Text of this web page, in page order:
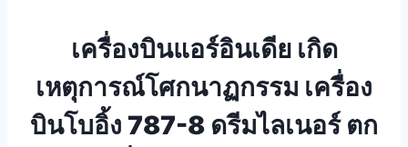
เครื่องบินแอร์อินเดีย เกิด
เหตุการณ์โศกนาฏกรรม เครื่อง
บินโบอิ้ง 787-8 ดรีมไลเนอร์ ตก